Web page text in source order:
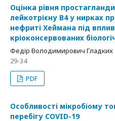
Оцінка рівня
лейкотрієну B4 у нирках
нефриті Хеймана під
кріоконсервованих
Федір Володимирович Гладких
29-34
PDF
Особливості мікробіому
перебігу COVID-19